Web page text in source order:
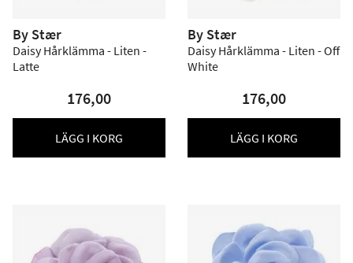
By Stær
Daisy Hårklämma - Liten -
Latte
176,00
LÄGG I KORG
By Stær
Daisy Hårklämma - Liten - Off
White
176,00
LÄGG I KORG